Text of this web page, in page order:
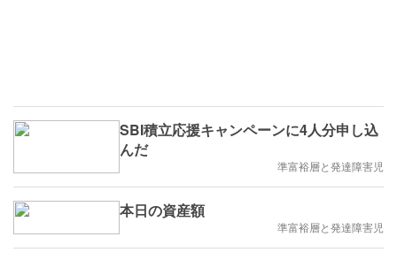
SBI積立応援キャンペーンに4人分申し込
んだ
準富裕層と発達障害児
本日の資産額
準富裕層と発達障害児